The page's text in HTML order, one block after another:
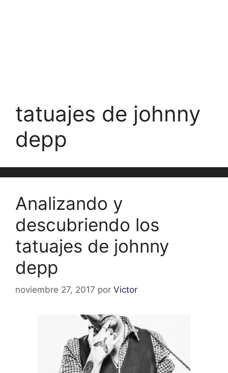
tatuajes de johnny
depp
Analizando y
descubriendo los
tatuajes de johnny
depp
noviembre 27, 2017 por Victor